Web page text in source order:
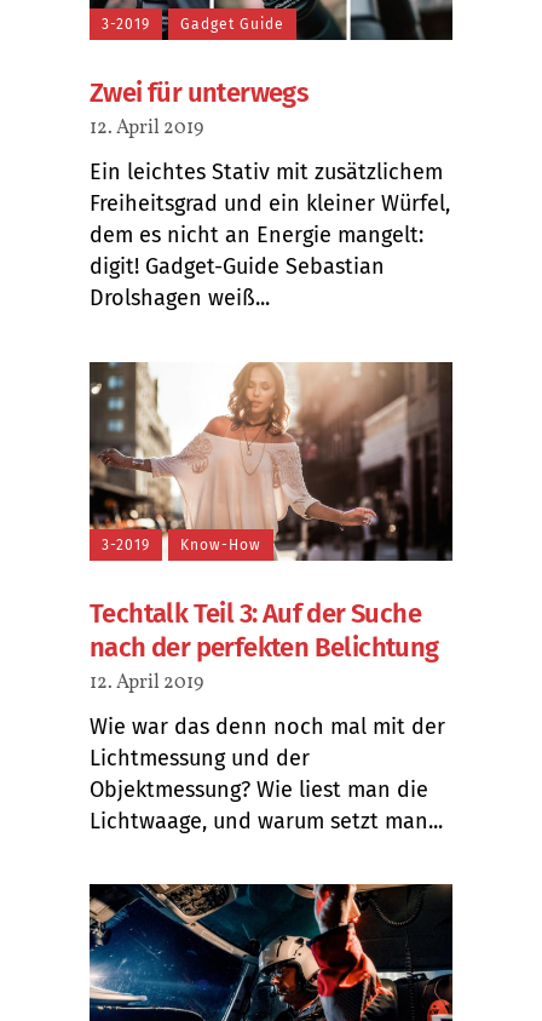
3-2019 Gadget Guide
Zwei für unterwegs
12. April 2019
Ein leichtes Stativ mit zusätzlichem
Freiheitsgrad und ein kleiner Würfel,
dem es nicht an Energie mangelt:
digit! Gadget-Guide Sebastian
Drolshagen weiß...
3-2019 Know-How
Techtalk Teil 3: Auf der Suche
nach der perfekten Belichtung
12. April 2019
Wie war das denn noch mal mit der
Lichtmessung und der
Objektmessung? Wie liest man die
Lichtwaage, und warum setzt man...